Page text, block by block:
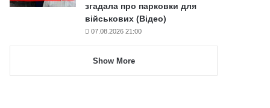
згадала про парковки для
військових (Відео)
07.08.2026 21:00
Show More